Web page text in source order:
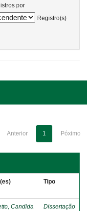
por
Registro(s)
Anterior 1 Póximo
Tipo
Candida
Dissertação